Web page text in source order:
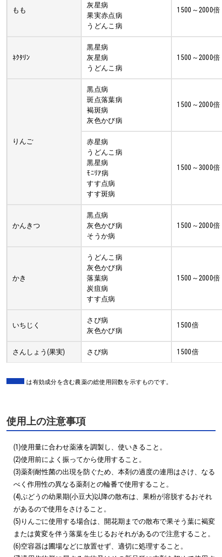
もも
灰星病
果実赤点病
うどんこ病
1500～2000倍
ﾈｸﾀﾘﾝ
黒星病
灰星病
うどんこ病
1500～2000倍
りんご
黒点病
斑点落葉病
褐斑病
灰色かび病
1500～2000倍
赤星病
うどんこ病
黒星病
ﾓﾆﾘｱ病
すす点病
すす斑病
1500～3000倍
かんきつ
黒点病
灰色かび病
そうか病
1500～2000倍
かき
うどんこ病
灰色かび病
落葉病
炭疽病
すす点病
1500～2000倍
いちじく
さび病
灰色かび病
1500倍
さんしょう(果実) さび病 1500倍
は有効成分を含む農薬の総使用回数を示すものです。
使用上の注意事項
(1)使用量に合わせ薬液を調製し、使いきること。
(2)使用前によく振ってから使用すること。
(3)薬剤耐性菌の出現を防ぐため、本剤の過度の連用はさけ、なる
べく作用性の異なる薬剤との輪番で使用すること。
(4)ぶどうの幼果期(小豆大)以降の散布は、果粉が溶脱するおそれ
があるので使用をさけること。
(5)りんごに使用する場合は、開花期までの散布で果そう葉に褐変
または黄変を伴う落葉を生じるおそれがあるので注意すること。
(6)空容器は圃場などに放置せず、適切に処理すること。